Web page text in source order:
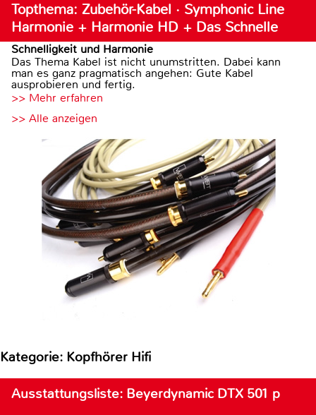
Topthema: Zubehör-Kabel · Symphonic Line
Harmonie + Harmonie HD + Das Schnelle
Schnelligkeit und Harmonie
Das Thema Kabel ist nicht unumstritten. Dabei kann
man es ganz pragmatisch angehen: Gute Kabel
ausprobieren und fertig.
>> Mehr erfahren
>> Alle anzeigen
Kategorie: Kopfhörer Hifi
Ausstattungsliste: Beyerdynamic DTX 501 p